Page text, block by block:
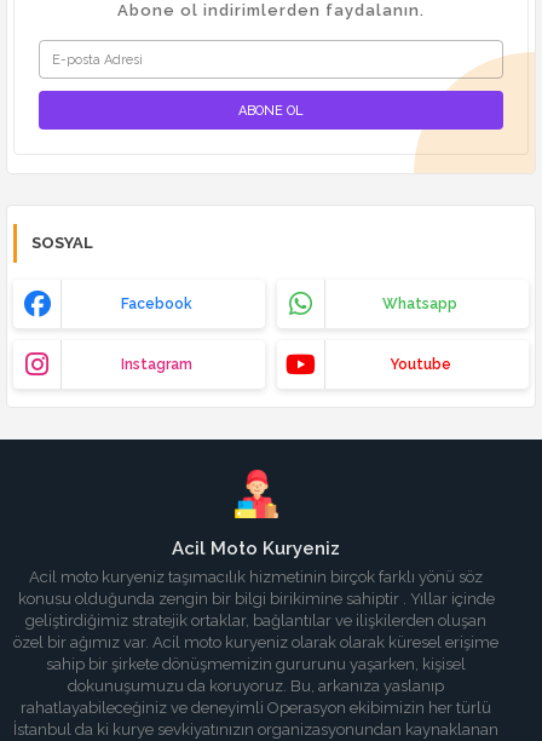
Abone ol indirimlerden faydalanın.
SOSYAL
Facebook Whatsapp
Instagram Youtube
Acil Moto Kuryeniz
Acil moto kuryeniz taşımacılık hizmetinin birçok farklı yönü söz
konusu olduğunda zengin bir bilgi birikimine sahiptir . Yıllar içinde
geliştirdiğimiz stratejik ortaklar, bağlantılar ve ilişkilerden oluşan
özel bir ağımız var. Acil moto kuryeniz olarak olarak küresel erişime
sahip bir şirkete dönüşmemizin gururunu yaşarken, kişisel
dokunuşumuzu da koruyoruz. Bu, arkanıza yaslanıp
rahatlayabileceğiniz ve deneyimli Operasyon ekibimizin her türlü
İstanbul da ki kurye sevkiyatınızın organizasyonundan kaynaklanan